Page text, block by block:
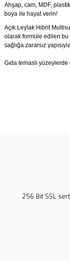
Ahşap, cam, MDF,
boya ile hayat verin!
Açık Leylak Hibrit
olarak formüle edilen bu
sağlığa zararsız
Gıda temaslı
256 Bit SSL